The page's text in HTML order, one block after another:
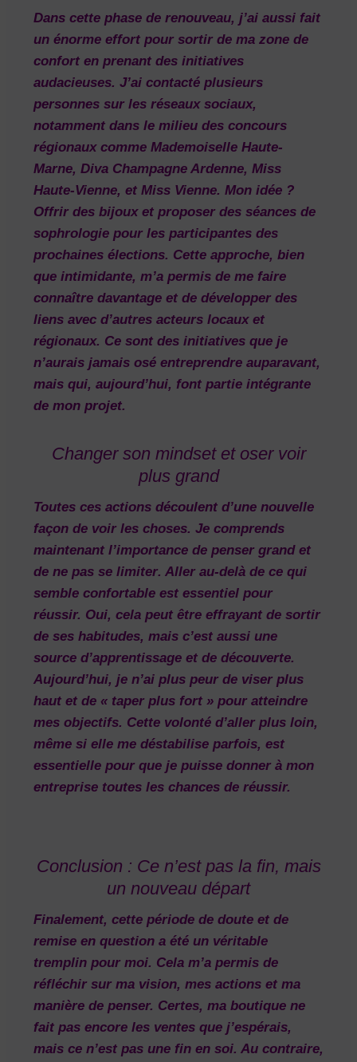
Dans cette phase de renouveau, j’ai aussi fait
un énorme effort pour sortir de ma zone de
confort en prenant des initiatives
audacieuses. J’ai contacté plusieurs
personnes sur les réseaux sociaux,
notamment dans le milieu des concours
régionaux comme Mademoiselle Haute-
Marne, Diva Champagne Ardenne, Miss
Haute-Vienne, et Miss Vienne. Mon idée ?
Offrir des bijoux et proposer des séances de
sophrologie pour les participantes des
prochaines élections. Cette approche, bien
que intimidante, m’a permis de me faire
connaître davantage et de développer des
liens avec d’autres acteurs locaux et
régionaux. Ce sont des initiatives que je
n’aurais jamais osé entreprendre auparavant,
mais qui, aujourd’hui, font partie intégrante
de mon projet.
Changer son mindset et oser voir
plus grand
Toutes ces actions découlent d’une nouvelle
façon de voir les choses. Je comprends
maintenant l’importance de penser grand et
de ne pas se limiter. Aller au-delà de ce qui
semble confortable est essentiel pour
réussir. Oui, cela peut être effrayant de sortir
de ses habitudes, mais c’est aussi une
source d’apprentissage et de découverte.
Aujourd’hui, je n’ai plus peur de viser plus
haut et de « taper plus fort » pour atteindre
mes objectifs. Cette volonté d’aller plus loin,
même si elle me déstabilise parfois, est
essentielle pour que je puisse donner à mon
entreprise toutes les chances de réussir.
Conclusion : Ce n’est pas la fin, mais
un nouveau départ
Finalement, cette période de doute et de
remise en question a été un véritable
tremplin pour moi. Cela m’a permis de
réfléchir sur ma vision, mes actions et ma
manière de penser. Certes, ma boutique ne
fait pas encore les ventes que j’espérais,
mais ce n’est pas une fin en soi. Au contraire,